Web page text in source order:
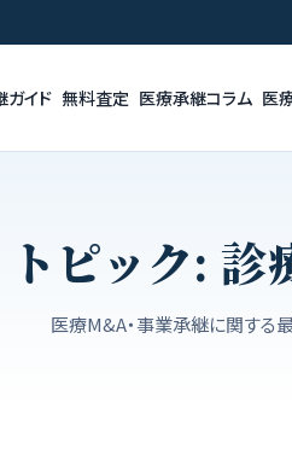
ガイド 無料査定 医療承継コラム 医
トピック: 診
医療M&A・事業承継に関する